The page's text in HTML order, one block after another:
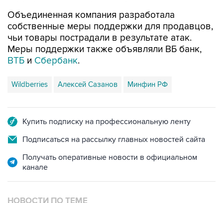
Объединенная компания разработала
собственные меры поддержки для продавцов,
чьи товары пострадали в результате атак.
Меры поддержки также объявляли ВБ банк,
ВТБ и Сбербанк.
Wildberries Алексей Сазанов Минфин РФ
Купить подписку на профессиональную ленту
Подписаться на рассылку главных новостей сайта
Получать оперативные новости в официальном
канале